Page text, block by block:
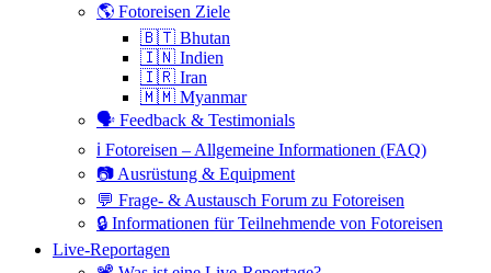
🌎 Fotoreisen Ziele
🇧🇹 Bhutan
🇮🇳 Indien
🇮🇷 Iran
🇲🇲 Myanmar
🗣 Feedback & Testimonials
ℹ️ Fotoreisen – Allgemeine Informationen (FAQ)
📷 Ausrüstung & Equipment
💬 Frage- & Austausch Forum zu Fotoreisen
🔒 Informationen für Teilnehmende von Fotoreisen
Live-Reportagen